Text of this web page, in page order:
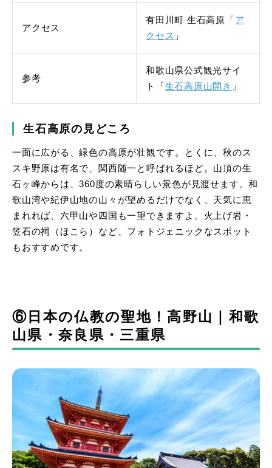
アクセス
有田川町 生石高原「 ア
クセス 」
参考
和歌山県公式観光サイ
ト「 生石高原山開き 」
生石高原の見どころ
一面に広がる、緑色の高原が壮観です。とくに、秋のス
スキ野原は有名で、関西随一と呼ばれるほど。山頂の生
石ヶ峰からは、360度の素晴らしい景色が見渡せます。和
歌山湾や紀伊山地の山々が望めるだけでなく、天気に恵
まれれば、六甲山や四国も一望できますよ。火上げ岩・
笠石の祠（ほこら）など、フォトジェニックなスポット
もおすすめです。
⑥日本の仏教の聖地！高野山｜和歌
山県・奈良県・三重県